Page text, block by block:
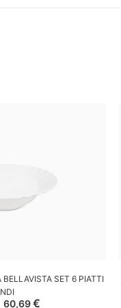
CARRELLO SET 6 PIATTI
Il
60,69€